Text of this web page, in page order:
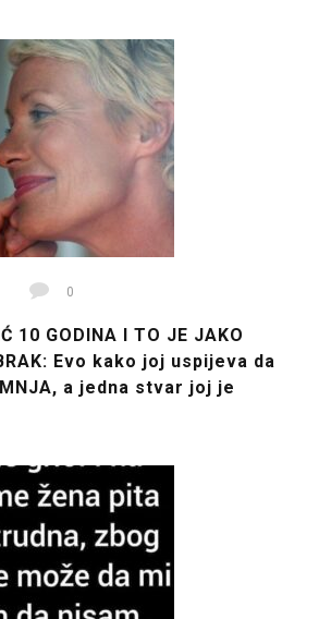
0
10 GODINA I TO JE JAKO
Evo kako joj uspijeva da
a jedna stvar joj je